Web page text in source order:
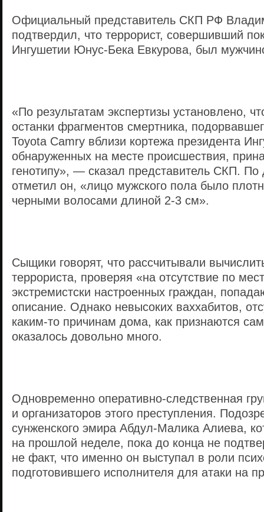
Официальный представитель СКП РФ
подтвердил, что террорист, совершивший
Ингушетии Юнус-Бека Евкурова, был
«По результатам экспертизы установлено,
останки фрагментов смертника,
Toyota Camry вблизи кортежа президента
обнаруженных на месте происшествия,
генотипу», — сказал представитель СКП. По
отметил он, «лицо мужского пола было
черными волосами длиной 2-3 см».
Сыщики говорят, что рассчитывали
террориста, проверяя «на отсутствие по
экстремистски настроенных граждан,
описание. Однако невысоких ваххабитов,
каким-то причинам дома, как признаются
оказалось довольно много.
Одновременно оперативно-следственная
и организаторов этого преступления.
сунженского эмира Абдул-Малика Алиева,
на прошлой неделе, пока до конца не
не факт, что именно он выступал в роли
подготовившего исполнителя для атаки на